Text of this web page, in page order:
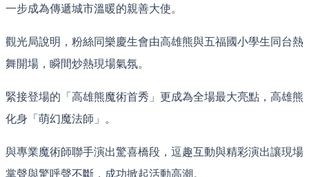
一步成為傳遞城市溫暖的親善大使。
觀光局說明，粉絲同樂慶生會由高雄熊與五福國小學生同台熱
舞開場，瞬間炒熱現場氣氛。
緊接登場的「高雄熊魔術首秀」更成為全場最大亮點，高雄熊
化身「萌幻魔法師」。
與專業魔術師聯手演出驚喜橋段，逗趣互動與精彩演出讓現場
掌聲與驚呼聲不斷，成功掀起活動高潮。